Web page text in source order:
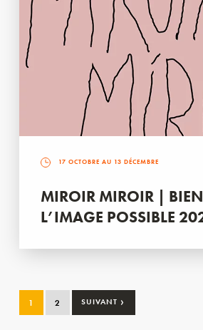
17 OCTOBRE AU 13 DÉCEMBRE
MIROIR MIROIR |
L’IMAGE POSSIBLE
1 2 SUIVANT ›